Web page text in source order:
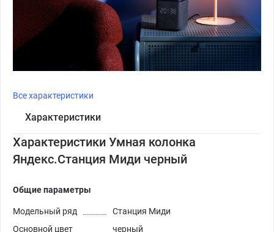
Все характеристики
Характеристики
Характеристики Умная колонка
Яндекс.Станция Миди черный
Общие параметры
Модельный ряд
Станция Миди
Основной цвет
черный